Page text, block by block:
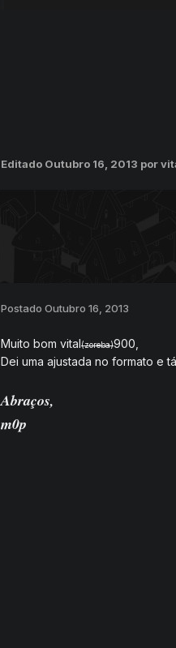
Editado Outubro 16, 2013 por
Postado Outubro 16, 2013
Muito bom vital(zoreba)900,
Dei uma ajustada no formato e
Abraços,
m0p